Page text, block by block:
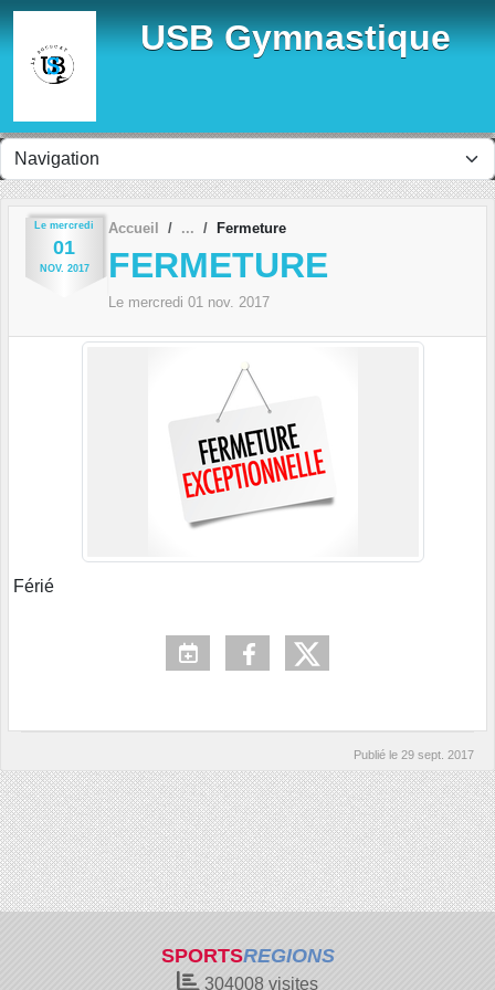
USB Gymnastique
Le mercredi
01
NOV. 2017
Accueil Fermeture
FERMETURE
Le mercredi 01 nov. 2017
Férié
Publié le 29 sept. 2017
SPORTSREGIONS
304008 visites
Panneau de gestion des cookies